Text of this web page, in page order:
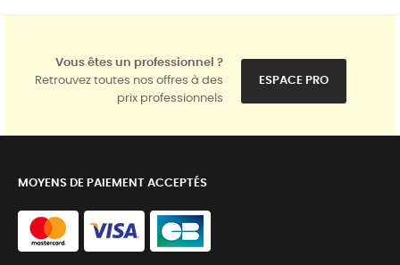
Vous êtes un professionnel ?
Retrouvez toutes nos offres à des
prix professionnels
ESPACE PRO
MOYENS DE PAIEMENT ACCEPTÉS